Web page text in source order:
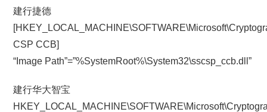
建行捷德
CSP CCB]
“Image Path”=”%SystemRoot%\System32\sscsp_ccb.dll”
建行华大智宝